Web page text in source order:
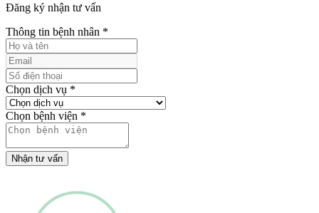
Đăng ký nhận tư vấn
Thông tin bệnh nhân *
Chọn dịch vụ *
Chọn bệnh viện *
Nhận tư vấn